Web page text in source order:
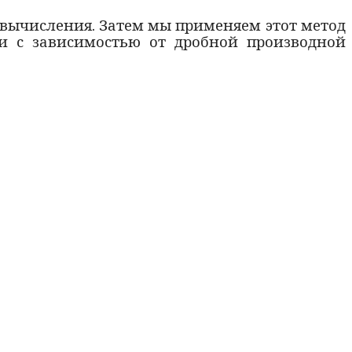
Затем мы применяем этот метод
с зависимостью от дробной производной